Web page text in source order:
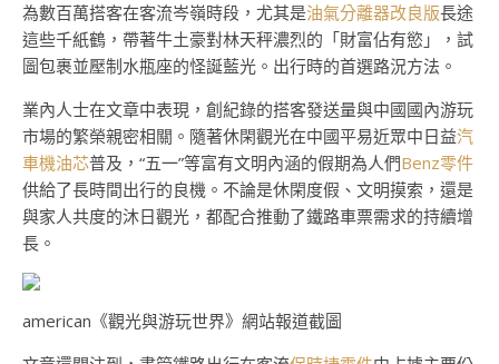
為數百萬搭客在客流岑嶺時段，尤其是油氣分離器改良版長途
這些千紙鶴，帶著牛土豪對林天秤濃烈的「財富佔有慾」，試
圖包裹並壓制水瓶座的怪誕藍光。出行時的首選路況方法。
業內人士在文章中表現，創紀錄的搭客發送量與中國國內游玩
市場的繁榮親密相關。隨著休閑觀光在中國平易近眾中日益汽
車機油芯普及，“五一”等富有文明內涵的假期為人們Benz零件
供給了長時間出行的良機。不論是休閑度假、文明摸索，還是
與家人共度的沐日觀光，都配合推動了鐵路車票需求的持續增
長。
american《觀光與游玩世界》網站報道截圖